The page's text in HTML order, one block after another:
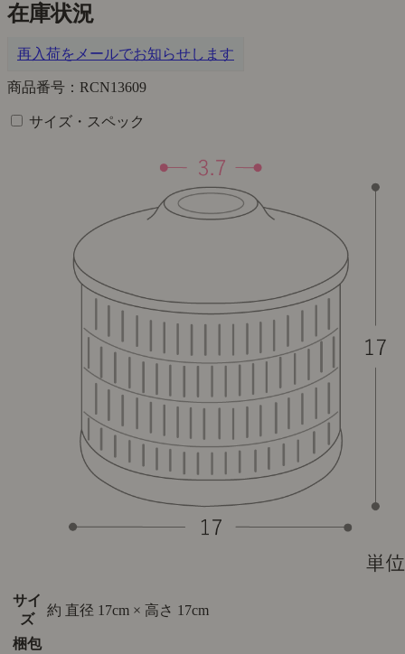
在庫状況
再入荷をメールでお知らせします
商品番号：RCN13609
サイズ・スペック
サイ
ズ
約 直径 17cm × 高さ 17cm
梱包